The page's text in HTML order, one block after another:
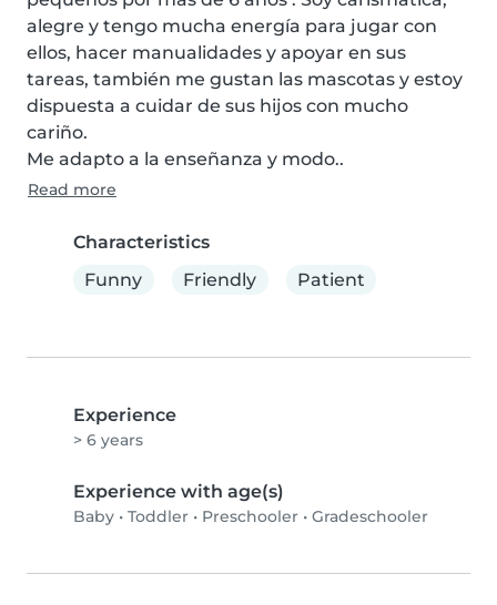
alegre y tengo mucha energía para jugar con
ellos, hacer manualidades y apoyar en sus
tareas, también me gustan las mascotas y estoy
dispuesta a cuidar de sus hijos con mucho
cariño.
Me adapto a la enseñanza y modo..
Read more
Characteristics
Funny
Friendly Patient
Experience
> 6 years
Experience with age(s)
Baby • Toddler • Preschooler • Gradeschooler